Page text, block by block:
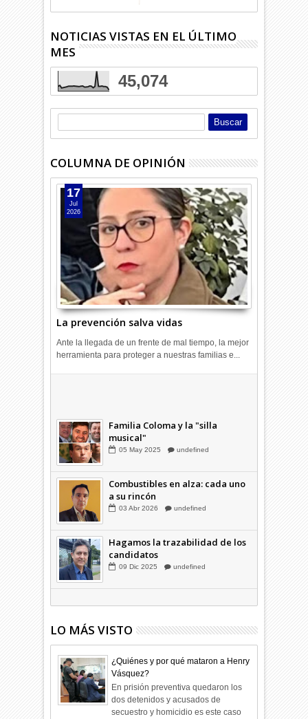
NOTICIAS VISTAS EN EL ÚLTIMO
MES
45,074
COLUMNA DE OPINIÓN
La prevención salva vidas
17
Jul
2026
Ante la llegada de un frente de mal tiempo, la mejor
herramienta para proteger a nuestras familias e...
Familia Coloma y la "silla
musical"
Combustibles en alza: cada uno
a su rincón
Hagamos la trazabilidad de los
candidatos
LO MÁS VISTO
¿Quiénes y por qué mataron a Henry
Vásquez?
En prisión preventiva quedaron los
dos detenidos y acusados de
secuestro y homicidio es este caso